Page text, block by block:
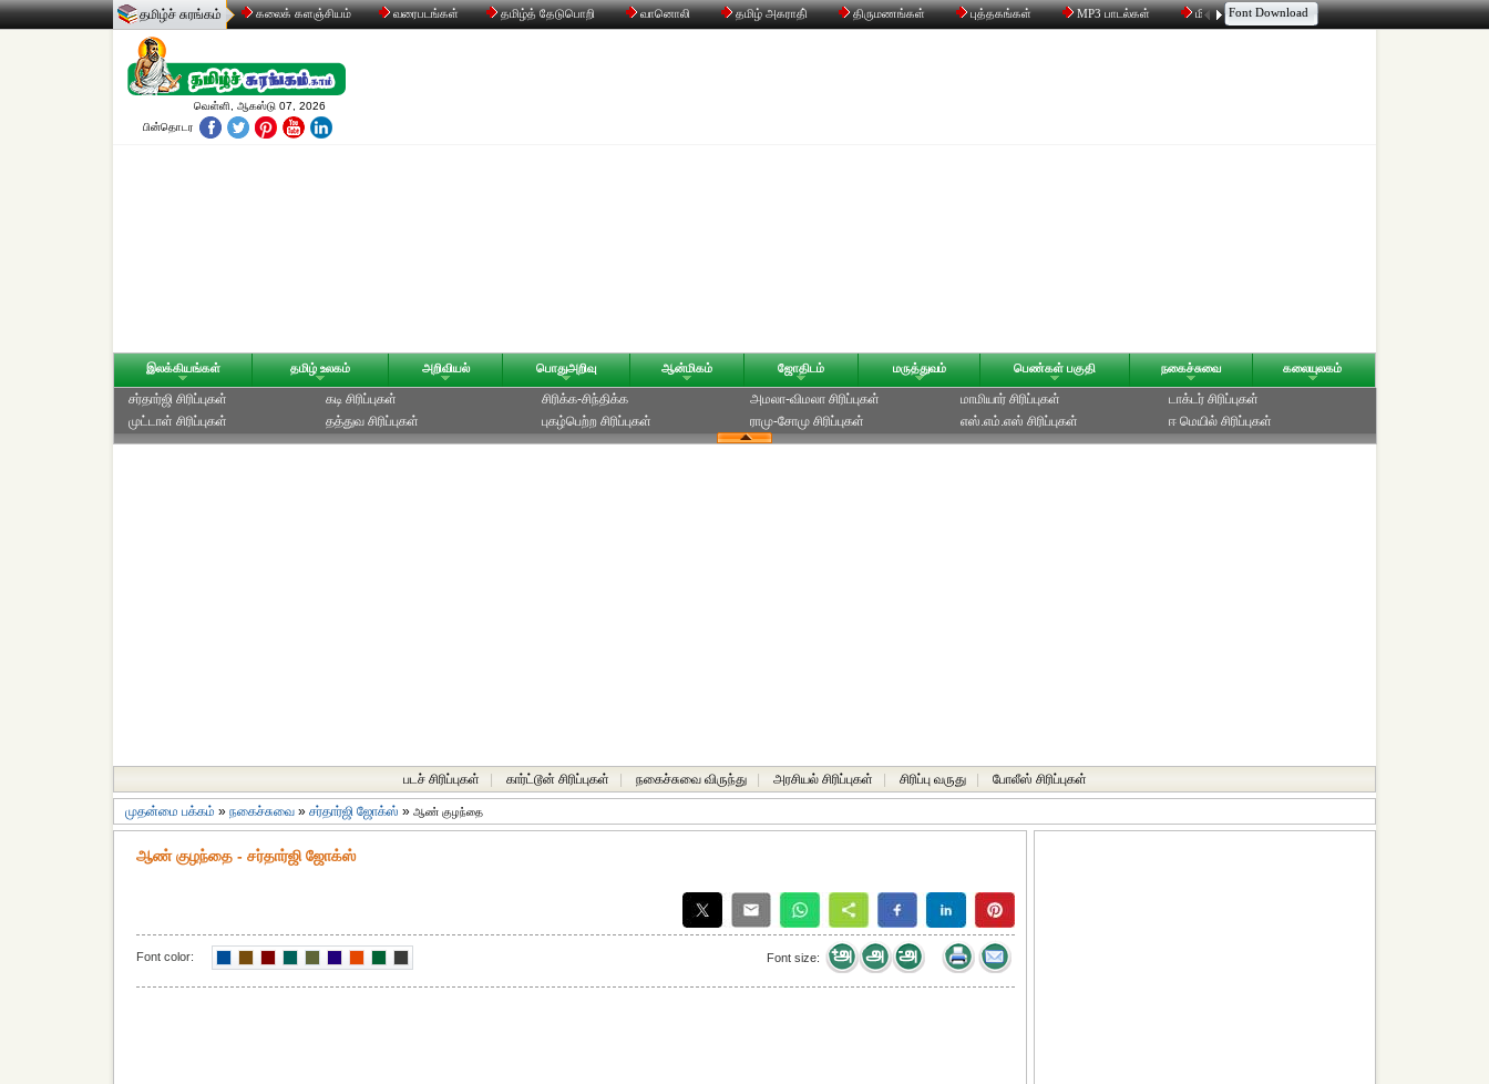
தமிழ்ச் சுரங்கம் கலைக் களஞ்சியம் வரைபடங்கள் தமிழ்த் தேடுபொறி வானொலி தமிழ் அகராதி் திருமணங்கள் புத்தகங்கள் MP3 பாடல்கள் மின்னஞ்சல் திரட்டி உரையாடல்
Font Download
வெள்ளி, ஆகஸ்டு 07, 2026
பின்தொடர
இலக்கியங்கள் தமிழ் உலகம் அறிவியல் பொதுஅறிவு ஆன்மிகம் ஜோதிடம் மருத்துவம் பெண்கள் பகுதி நகைச்சுவை கலையுலகம்
சர்தார்ஜி சிரிப்புகள்
முட்டாள் சிரிப்புகள்
கடி சிரிப்புகள்
தத்துவ சிரிப்புகள்
சிரிக்க-சிந்திக்க
புகழ்பெற்ற சிரிப்புகள்
அமலா-விமலா சிரிப்புகள்
ராமு-சோமு சிரிப்புகள்
மாமியார் சிரிப்புகள்
எஸ்.எம்.எஸ் சிரிப்புகள்
டாக்டர் சிரிப்புகள்
ஈ மெயில் சிரிப்புகள்
படச் சிரிப்புகள் கார்ட்டூன் சிரிப்புகள் நகைச்சுவை விருந்து அரசியல் சிரிப்புகள் சிரிப்பு வருது போலீஸ் சிரிப்புகள்
முதன்மை பக்கம் » நகைச்சுவை » சர்தார்ஜி ஜோக்ஸ் » ஆண் குழந்தை
ஆண் குழந்தை - சர்தார்ஜி ஜோக்ஸ்
Font color: Font size: